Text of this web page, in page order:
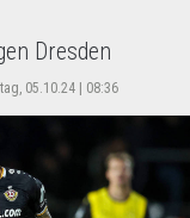
Dresden
05.10.24 | 08:36